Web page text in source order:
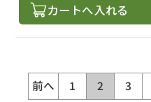
カートへ入れる
前へ 1 2 3